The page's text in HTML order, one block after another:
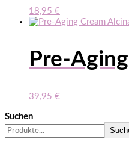
18,95 €
Pre-
39,95 €
Suchen